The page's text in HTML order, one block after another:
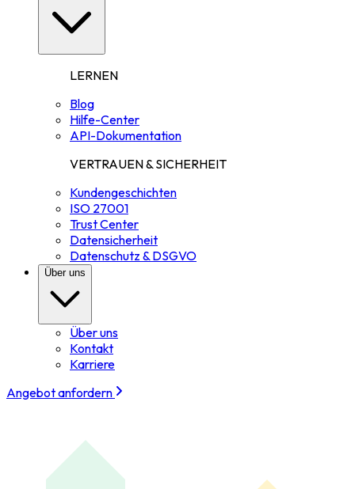
LERNEN
Blog
Hilfe-Center
API-Dokumentation
VERTRAUEN & SICHERHEIT
Kundengeschichten
ISO 27001
Trust Center
Datensicherheit
Datenschutz & DSGVO
Über uns
Über uns
Kontakt
Karriere
Angebot anfordern